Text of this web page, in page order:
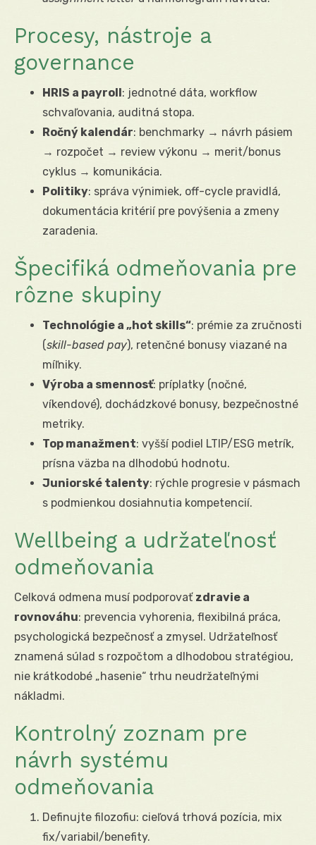
Procesy, nástroje a
governance
HRIS a payroll: jednotné dáta, workflow
schvaľovania, auditná stopa.
Ročný kalendár: benchmarky → návrh pásiem
→ rozpočet → review výkonu → merit/bonus
cyklus → komunikácia.
Politiky: správa výnimiek, off-cycle pravidlá,
dokumentácia kritérií pre povýšenia a zmeny
zaradenia.
Špecifiká odmeňovania pre
rôzne skupiny
Technológie a „hot skills“: prémie za zručnosti
(skill-based pay), retenčné bonusy viazané na
míľniky.
Výroba a smennosť: príplatky (nočné,
víkendové), dochádzkové bonusy, bezpečnostné
metriky.
Top manažment: vyšší podiel LTIP/ESG metrík,
prísna väzba na dlhodobú hodnotu.
Juniorské talenty: rýchle progresie v pásmach
s podmienkou dosiahnutia kompetencií.
Wellbeing a udržateľnosť
odmeňovania
Celková odmena musí podporovať zdravie a
rovnováhu: prevencia vyhorenia, flexibilná práca,
psychologická bezpečnosť a zmysel. Udržateľnosť
znamená súlad s rozpočtom a dlhodobou stratégiou,
nie krátkodobé „hasenie“ trhu neudržateľnými
nákladmi.
Kontrolný zoznam pre
návrh systému
odmeňovania
Definujte filozofiu: cieľová trhová pozícia, mix
fix/variabil/benefity.